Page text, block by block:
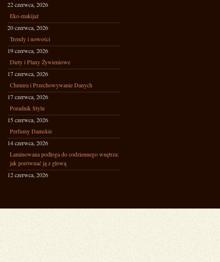
22 czerwca, 2026
Eko-makijaż
20 czerwca, 2026
Trendy i nowości
19 czerwca, 2026
Diety i Plany Żywieniowe
17 czerwca, 2026
Chmura i Przechowywanie Danych
17 czerwca, 2026
Poradnik Stylu
15 czerwca, 2026
Perfumy Damskie
14 czerwca, 2026
Laminowana podłoga do codziennego wnętrza:
jak porównać ją z głową
12 czerwca, 2026